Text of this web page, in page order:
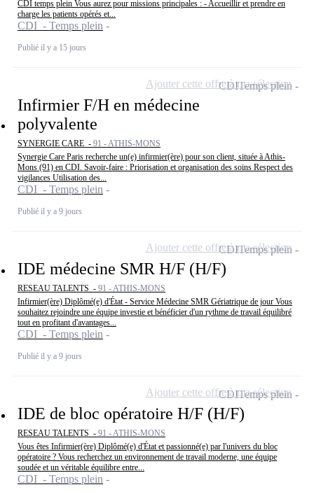
CDI temps plein Vous aurez pour missions principales : - Accueillir et prendre en
charge les patients opérés et...
CDI - Temps plein
Publié il y a 15 jours
Infirmier F/H en médecine
polyvalente
SYNERGIE CARE - 91 - ATHIS-MONS
Synergie Care Paris recherche un(e) infirmier(ère) pour son client, située à Athis-
Mons (91) en CDI. Savoir-faire : Priorisation et organisation des soins Respect des
vigilances Utilisation des...
CDI - Temps plein
Publié il y a 9 jours
CDITemps plein
Ajouter cette offre à ma sélection
IDE médecine SMR H/F (H/F)
RESEAU TALENTS - 91 - ATHIS-MONS
Infirmier(ère) Diplômé(e) d'État - Service Médecine SMR Gériatrique de jour Vous
souhaitez rejoindre une équipe investie et bénéficier d'un rythme de travail équilibré
tout en profitant d'avantages...
CDI - Temps plein
Publié il y a 9 jours
CDITemps plein
Ajouter cette offre à ma sélection
IDE de bloc opératoire H/F (H/F)
RESEAU TALENTS - 91 - ATHIS-MONS
Vous êtes Infirmier(ère) Diplômé(e) d'État et passionné(e) par l'univers du bloc
opératoire ? Vous recherchez un environnement de travail moderne, une équipe
soudée et un véritable équilibre entre...
CDI - Temps plein
CDITemps plein
Ajouter cette offre à ma sélection